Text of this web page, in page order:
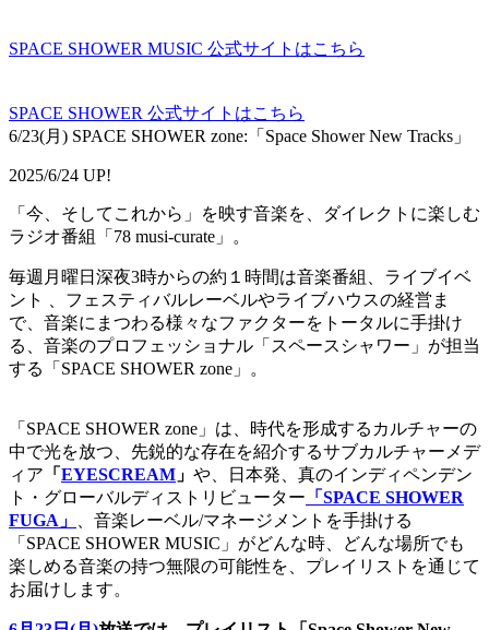
SPACE SHOWER MUSIC 公式サイトはこちら
SPACE SHOWER 公式サイトはこちら
6/23(月) SPACE SHOWER zone:「Space Shower New Tracks」
2025/6/24 UP!
「今、そしてこれから」を映す音楽を、ダイレクトに楽しむ
ラジオ番組「78 musi-curate」。
毎週月曜日深夜3時からの約１時間は音楽番組、ライブイベ
ント 、フェスティバルレーベルやライブハウスの経営ま
で、音楽にまつわる様々なファクターをトータルに手掛け
る、音楽のプロフェッショナル「スペースシャワー」が担当
する「SPACE SHOWER zone」。
「SPACE SHOWER zone」は、時代を形成するカルチャーの
中で光を放つ、先鋭的な存在を紹介するサブカルチャーメデ
ィア 「 EYESCREAM 」 や、日本発、真のインディペンデン
ト・グローバルディストリビューター 「SPACE SHOWER
FUGA」
、音楽レーベル/マネージメントを手掛ける
「SPACE SHOWER MUSIC」がどんな時、どんな場所でも
楽しめる音楽の持つ無限の可能性を、プレイリストを通じて
お届けします。